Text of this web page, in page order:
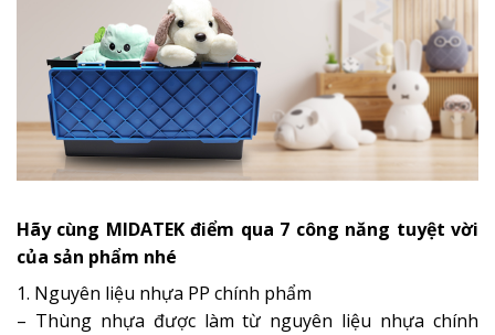
Hãy cùng MIDATEK điểm qua 7 công năng tuyệt vời
của sản phẩm nhé
1. Nguyên liệu nhựa PP chính phẩm
– Thùng nhựa được làm từ nguyên liệu nhựa chính